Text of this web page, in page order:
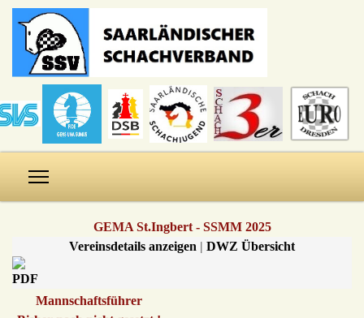
GEMA St.Ingbert - SSMM 2025
Vereinsdetails anzeigen | DWZ Übersicht
Mannschaftsführer